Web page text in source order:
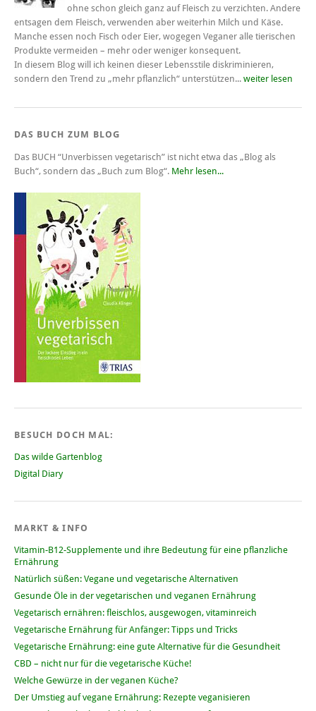
ohne schon gleich ganz auf Fleisch zu verzichten. Andere
entsagen dem Fleisch, verwenden aber weiterhin Milch und Käse.
Manche essen noch Fisch oder Eier, wogegen Veganer alle tierischen
Produkte vermeiden – mehr oder weniger konsequent.
In diesem Blog will ich keinen dieser Lebensstile diskriminieren,
sondern den Trend zu „mehr pflanzlich“ unterstützen... weiter lesen
DAS BUCH ZUM BLOG
Das BUCH “Unverbissen vegetarisch” ist nicht etwa das „Blog als
Buch“, sondern das „Buch zum Blog“. Mehr lesen...
BESUCH DOCH MAL:
Das wilde Gartenblog
Digital Diary
MARKT & INFO
Vitamin-B12-Supplemente und ihre Bedeutung für eine pflanzliche
Ernährung
Natürlich süßen: Vegane und vegetarische Alternativen
Gesunde Öle in der vegetarischen und veganen Ernährung
Vegetarisch ernähren: fleischlos, ausgewogen, vitaminreich
Vegetarische Ernährung für Anfänger: Tipps und Tricks
Vegetarische Ernährung: eine gute Alternative für die Gesundheit
CBD – nicht nur für die vegetarische Küche!
Welche Gewürze in der veganen Küche?
Der Umstieg auf vegane Ernährung: Rezepte veganisieren